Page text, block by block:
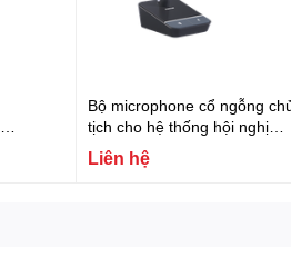
Bộ microphone cổ ngỗng
tịch cho hệ thống hội nghị
FONESTAR MIC-SCF-P
Liên hệ